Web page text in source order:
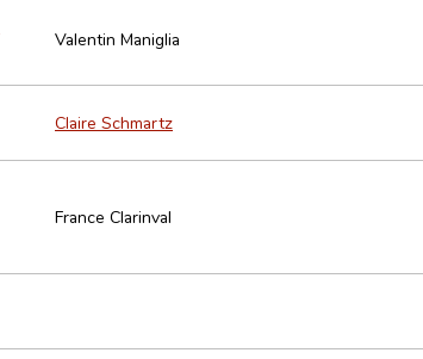
Valentin Maniglia
Claire Schmartz
France Clarinval